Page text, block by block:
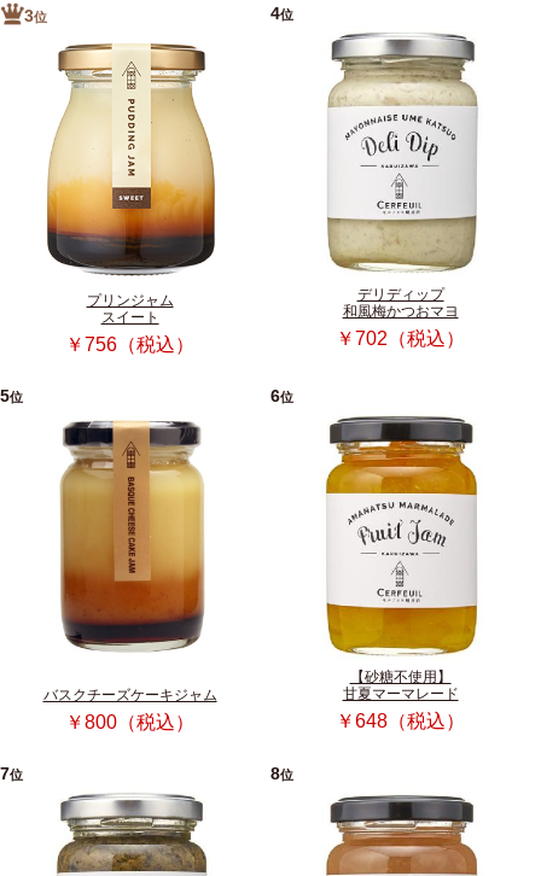
3位
プリンジャム
スイート
￥756（税込）
4位
デリディップ
和風梅かつおマヨ
￥702（税込）
5位
バスクチーズケーキジャム
￥800（税込）
6位
【砂糖不使用】
甘夏マーマレード
￥648（税込）
7位 8位